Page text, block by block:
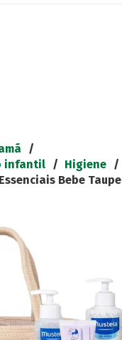
/
infantil / Higiene /
Bebe Taupe